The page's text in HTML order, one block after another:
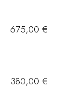
675,00 €
380,00 €